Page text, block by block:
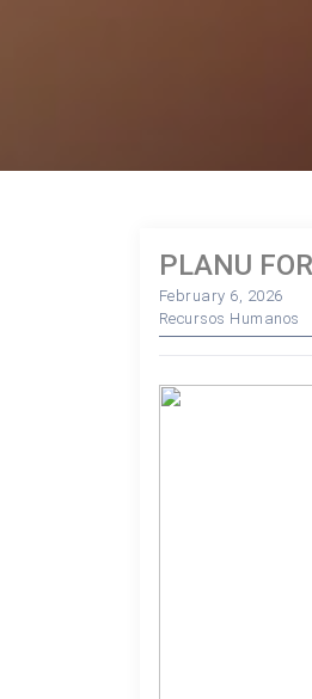
PLANU
February 6, 2026
Recursos Humanos